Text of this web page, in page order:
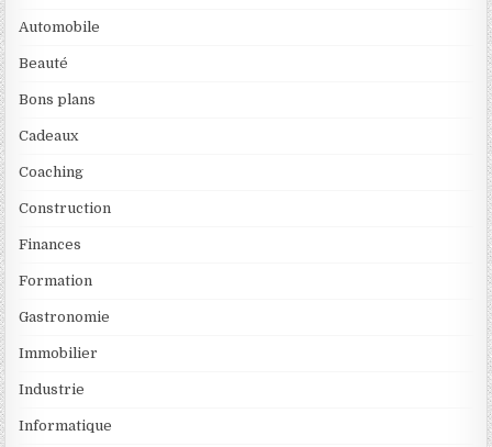
Automobile
Beauté
Bons plans
Cadeaux
Coaching
Construction
Finances
Formation
Gastronomie
Immobilier
Industrie
Informatique